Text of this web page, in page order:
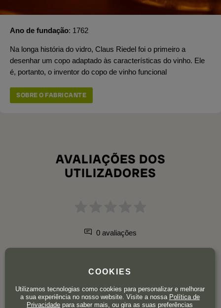
Ano de fundação 1762
Na longa história do vidro, Claus Riedel foi o primeiro a
desenhar um copo adaptado às características do vinho. Ele
é, portanto, o inventor do copo de vinho funcional
SOBRE O FABRICANTE
AVALIAÇÕES DOS
UTILIZADORES
0 avaliações
4
0
3
0
COOKIES
Utilizamos tecnologias como cookies para personalizar e melhorar
a sua experiência no nosso website. Visite a nossa Política de
Privacidade para saber mais, ou gira as suas preferências